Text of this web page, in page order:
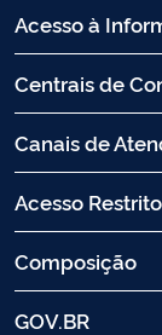
Acesso à
Centrais de
Canais de
Acesso
Composição
GOV.BR